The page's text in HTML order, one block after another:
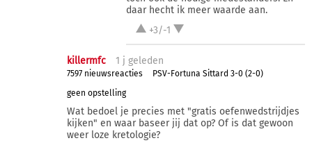
daar hecht ik meer waarde aan.
+3/-1
killermfc 1 j geleden
7597 nieuwsreacties
PSV-Fortuna Sittard 3-0 (2-0)
geen opstelling
Wat bedoel je precies met "gratis oefenwedstrijdjes
kijken" en waar baseer jij dat op? Of is dat gewoon
weer loze kretologie?